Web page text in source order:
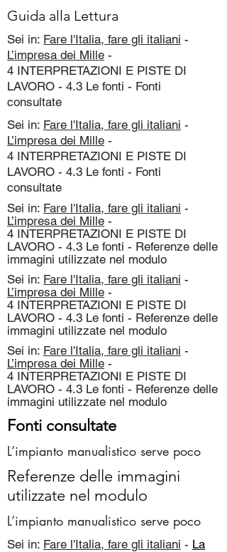
Guida alla Lettura
Sei in: Fare l'Italia, fare gli italiani -
L’impresa dei Mille -
4 INTERPRETAZIONI E PISTE DI
LAVORO - 4.3 Le fonti - Fonti
consultate
Sei in: Fare l'Italia, fare gli italiani -
L’impresa dei Mille -
4 INTERPRETAZIONI E PISTE DI
LAVORO - 4.3 Le fonti - Fonti
consultate
Sei in: Fare l'Italia, fare gli italiani -
L’impresa dei Mille -
4 INTERPRETAZIONI E PISTE DI
LAVORO - 4.3 Le fonti - Referenze delle
immagini utilizzate nel modulo
Sei in: Fare l'Italia, fare gli italiani -
L’impresa dei Mille -
4 INTERPRETAZIONI E PISTE DI
LAVORO - 4.3 Le fonti - Referenze delle
immagini utilizzate nel modulo
Sei in: Fare l'Italia, fare gli italiani -
L’impresa dei Mille -
4 INTERPRETAZIONI E PISTE DI
LAVORO - 4.3 Le fonti - Referenze delle
immagini utilizzate nel modulo
Fonti consultate
L’impianto manualistico serve poco
Referenze delle immagini
utilizzate nel modulo
L’impianto manualistico serve poco
Sei in: Fare l'Italia, fare gli italiani - La